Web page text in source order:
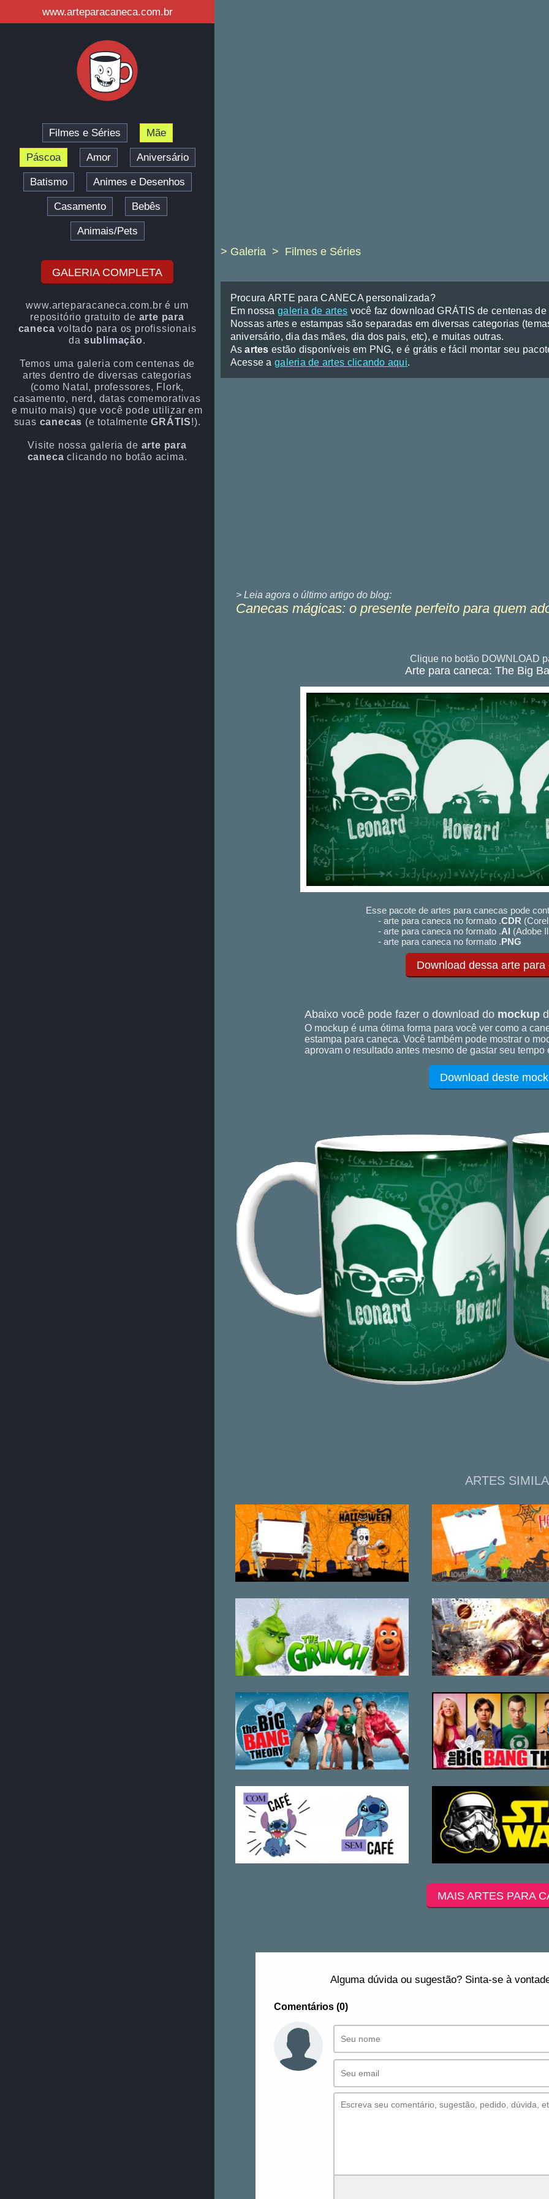
www.arteparacaneca.com.br
Filmes e Séries Mãe
Páscoa Amor Aniversário
Batismo Animes e Desenhos
Casamento Bebês
Animais/Pets
GALERIA COMPLETA
www.arteparacaneca.com.br é um
repositório gratuito de arte para
caneca voltado para os profissionais
da sublimação.
Temos uma galeria com centenas de
artes dentro de diversas categorias
(como Natal, professores, Flork,
casamento, nerd, datas comemorativas
e muito mais) que você pode utilizar em
suas canecas (e totalmenteGRÁTIS!).
Visite nossa galeria de arte para
caneca clicando no botão acima.
> Galeria Filmes e Séries
Procura ARTE para CANECA personalizada?
Em nossa galeria de artes você faz download GRÁTIS de centenas
Nossas artes e estampas são separadas em diversas categorias
aniversário, dia das mães, dia dos pais, etc), e muitas outras.
Asartes estão disponíveis em PNG, e é grátis e fácil montar seu
Acesse a galeria de artes clicando aqui.
> Leia agora o último artigo do blog:
Canecas mágicas: o presente perfeito para quem
Clique no botão DOWNLOAD
Arte para caneca: The Big
Esse pacote de artes para canecas pode
- arte para caneca no formato .CDR
- arte para caneca no formato .AI (Adobe
- arte para caneca no formato .PNG
Download dessa arte
Abaixo você pode fazer o download do mockup
O mockup é uma ótima forma para você ver como a
estampa para caneca. Você também pode mostrar o
aprovam o resultado antes mesmo de gastar seu tempo
Download deste
ARTES
MAIS ARTES PARA
Alguma dúvida ou sugestão? Sinta-se à
Comentários (0)